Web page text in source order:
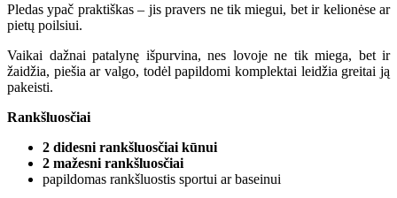
Pledas ypač praktiškas – jis pravers ne tik miegui, bet ir kelionėse ar
pietų poilsiui.
Vaikai dažnai patalynę išpurvina, nes lovoje ne tik miega, bet ir
žaidžia, piešia ar valgo, todėl papildomi komplektai leidžia greitai ją
pakeisti.
Rankšluosčiai
2 didesni rankšluosčiai kūnui
2 mažesni rankšluosčiai
papildomas rankšluostis sportui ar baseinui